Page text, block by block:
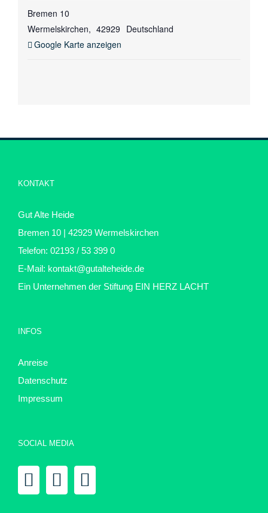
Bremen 10
Wermelskirchen, 42929 Deutschland
Google Karte anzeigen
KONTAKT
Gut Alte Heide
Bremen 10 | 42929 Wermelskirchen
Telefon: 02193 / 53 399 0
E-Mail: kontakt@gutalteheide.de
Ein Unternehmen der Stiftung EIN HERZ LACHT
INFOS
Anreise
Datenschutz
Impressum
SOCIAL MEDIA